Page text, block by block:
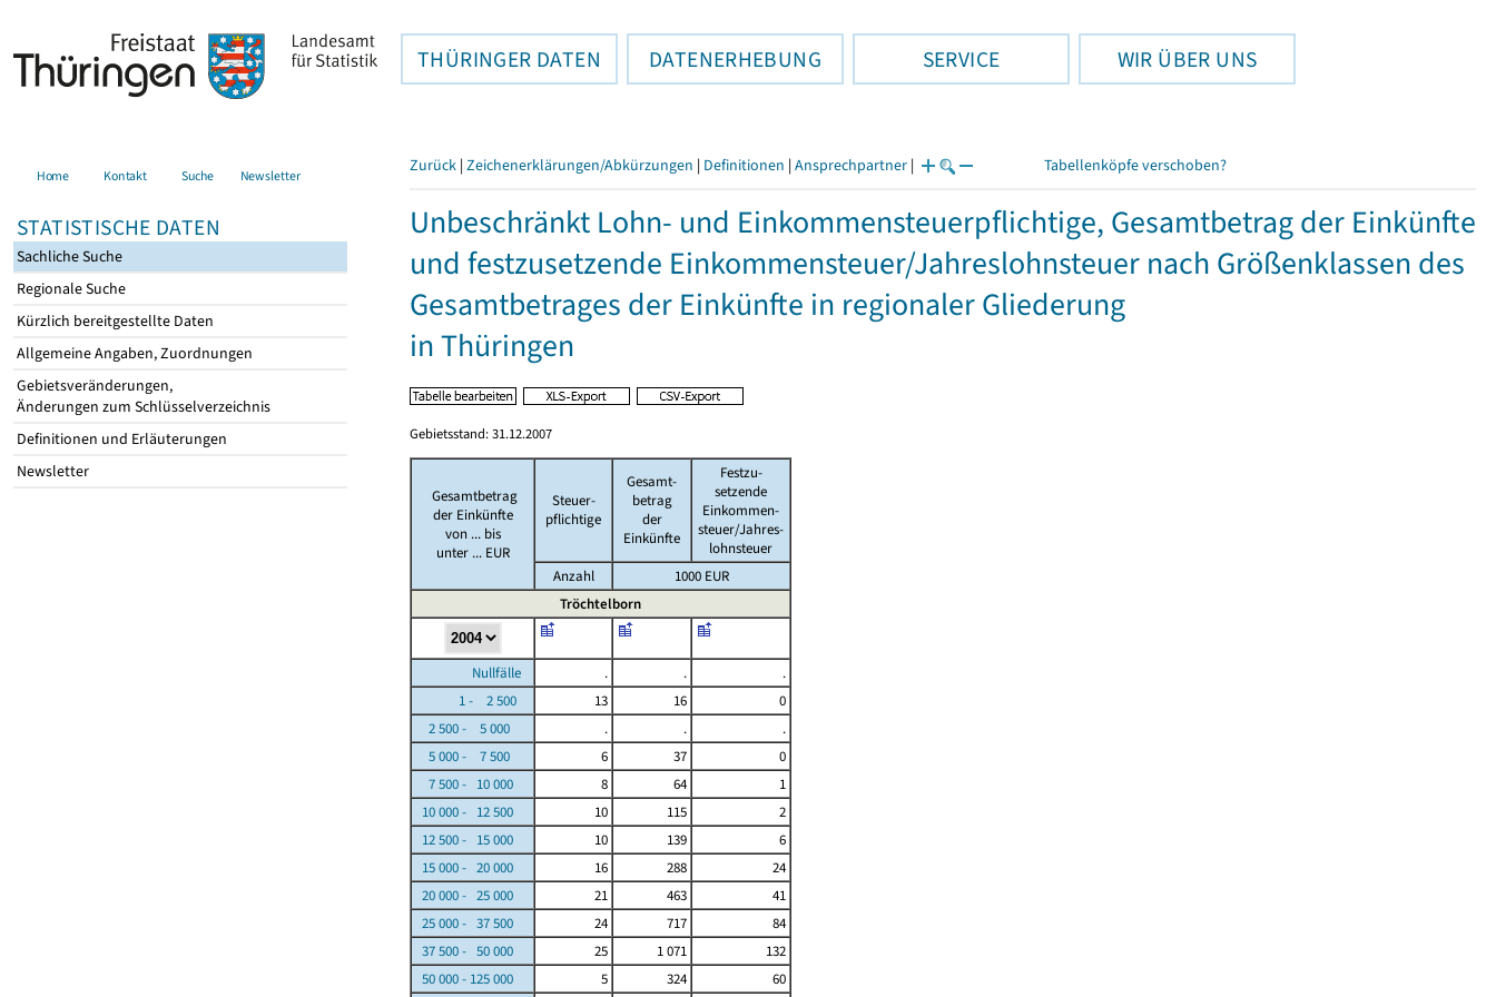
THÜRINGER DATEN DATENERHEBUNG SERVICE WIR ÜBER UNS
Home Kontakt Suche Newsletter
STATISTISCHE DATEN
Sachliche Suche
Regionale Suche
Kürzlich bereitgestellte Daten
Allgemeine Angaben, Zuordnungen
Gebietsveränderungen,
Änderungen zum Schlüsselverzeichnis
Definitionen und Erläuterungen
Newsletter
Zurück | Zeichenerklärungen/Abkürzungen | Definitionen | Ansprechpartner | Tabellenköpfe verschoben?
Unbeschränkt Lohn- und Einkommensteuerpflichtige, Gesamtbetrag der Einkünfte
und festzusetzende Einkommensteuer/Jahreslohnsteuer nach Größenklassen des
Gesamtbetrages der Einkünfte in regionaler Gliederung
in Thüringen
Gebietsstand: 31.12.2007
Gesamtbetrag
der Einkünfte
von ... bis
unter ... EUR
Steuer-
pflichtige
Gesamt-
betrag
der
Einkünfte
Festzu-
setzende
Einkommen-
steuer/Jahres-
lohnsteuer
Anzahl
1000 EUR
Tröchtelborn
Nullfälle . .
.
1 - 2 500
13 16
0
2 500 - 5 000
. .
.
5 000 - 7 500
6 37
0
7 500 - 10 000
8 64
1
10 000 - 12 500
10 115
2
12 500 - 15 000
10 139
6
15 000 - 20 000
16 288
24
20 000 - 25 000
21 463
41
25 000 - 37 500
24 717
84
37 500 - 50 000
25 1 071
132
50 000 - 125 000
5 324 60